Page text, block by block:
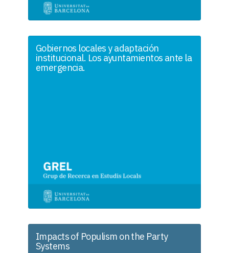
Gobiernos locales y adaptación
institucional. Los ayuntamientos ante la
emergencia.
Impacts of Populism on the Party
Systems